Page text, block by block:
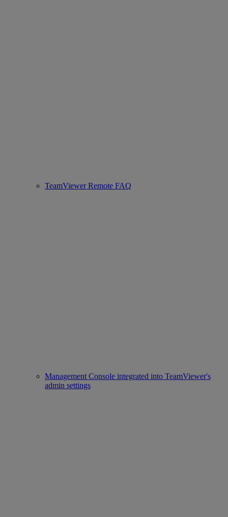
TeamViewer Remote FAQ
Management Console integrated into TeamViewer's
admin settings